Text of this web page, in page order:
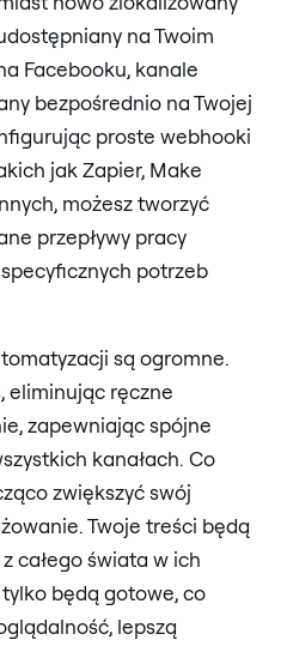
na Twoim
Facebooku, kanale
bezpośrednio na Twojej
proste webhooki
jak Zapier, Make
możesz tworzyć
przepływy pracy
potrzeb
są ogromne.
eliminując ręczne
zapewniając spójne
kanałach. Co
zwiększyć swój
Twoje treści będą
całego świata w ich
będą gotowe, co
lepszą